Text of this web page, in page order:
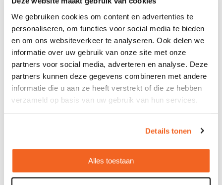
We gebruiken cookies om content en advertenties te
personaliseren, om functies voor social media te bieden
en om ons websiteverkeer te analyseren. Ook delen we
informatie over uw gebruik van onze site met onze
partners voor social media, adverteren en analyse. Deze
partners kunnen deze gegevens combineren met andere
informatie die u aan ze heeft verstrekt of die ze hebben
verzameld op basis van uw gebruik van hun services.
Details tonen
Alles toestaan
Onbedrukt geleverd in: 4 werkdag(en)
Bekijken